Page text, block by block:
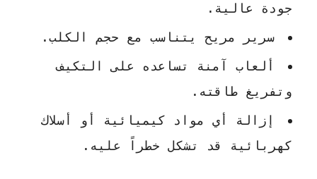
جودة عالية.
سرير مريح يتناسب مع حجم الكلب.
ألعاب آمنة تساعده على التكيف
وتفريغ طاقته.
إزالة أي مواد كيميائية أو أسلاك
كهربائية قد تشكل خطراً عليه.